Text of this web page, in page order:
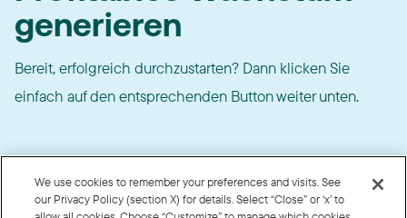
generieren
Bereit, erfolgreich durchzustarten? Dann klicken Sie
einfach auf den entsprechenden Button weiter unten.
We use cookies to remember your preferences and visits. See
our Privacy Policy (section X) for details. Select “Close” or ‘x’ to